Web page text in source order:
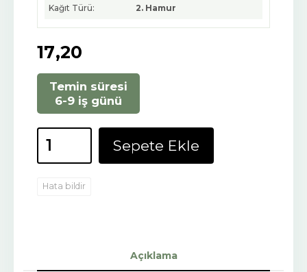
Kağıt Türü: 2. Hamur
17,20
Temin süresi
6-9 iş günü
Sepete Ekle
Hata bildir
Açıklama